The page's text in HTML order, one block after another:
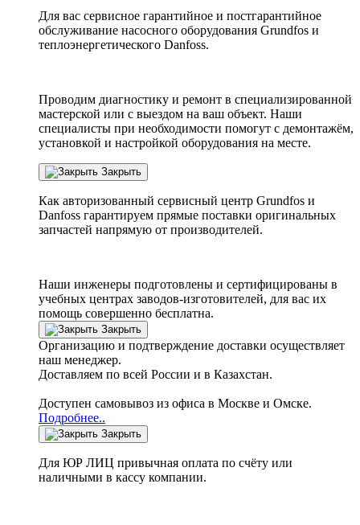
Для вас сервисное гарантийное и постгарантийное
обслуживание насосного оборудования Grundfos и
теплоэнергетического Danfoss.
Проводим диагностику и ремонт в специализированной
мастерской или с выездом на ваш объект. Наши
специалисты при необходимости помогут с демонтажём,
установкой и настройкой оборудования на месте.
Закрыть
Как авторизованный сервисный центр Grundfos и
Danfoss гарантируем прямые поставки оригинальных
запчастей напрямую от производителей.
Наши инженеры подготовлены и сертифицированы в
учебных центрах заводов-изготовителей, для вас их
помощь совершенно бесплатна.
Закрыть
Организацию и подтверждение доставки осуществляет
наш менеджер.
Доставляем по всей России и в Казахстан.
Доступен самовывоз из офиса в Москве и Омске.
Подробнее..
Закрыть
Для ЮР ЛИЦ привычная оплата по счёту или
наличными в кассу компании.